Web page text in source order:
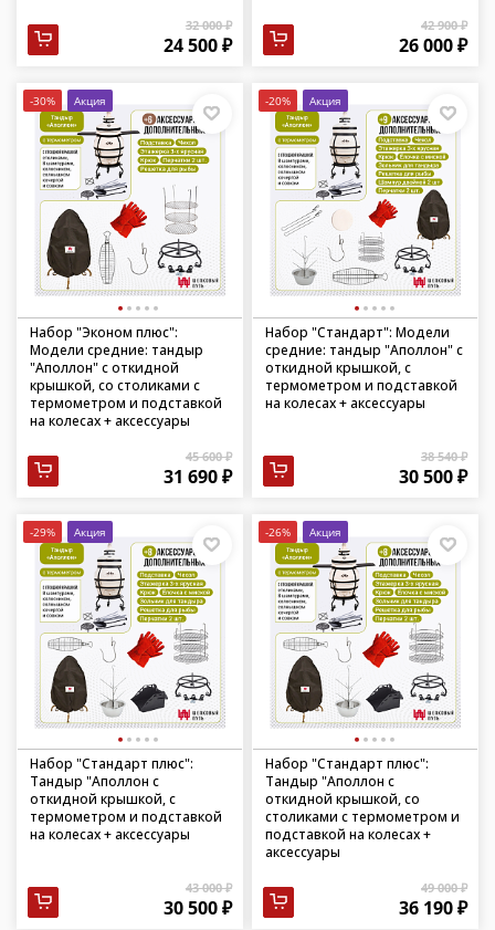
32 000 ₽
24 500 ₽
42 900 ₽
26 000 ₽
-30% Акция
Набор "Эконом плюс":
Модели средние: тандыр
"Аполлон" с откидной
крышкой, со столиками с
термометром и подставкой
на колесах + аксессуары
45 600 ₽
31 690 ₽
-20% Акция
Набор "Стандарт": Модели
средние: тандыр "Аполлон" с
откидной крышкой, с
термометром и подставкой
на колесах + аксессуары
38 540 ₽
30 500 ₽
-29% Акция
Набор "Стандарт плюс":
Тандыр "Аполлон с
откидной крышкой, с
термометром и подставкой
на колесах + аксессуары
43 000 ₽
30 500 ₽
-26% Акция
Набор "Стандарт плюс":
Тандыр "Аполлон с
откидной крышкой, со
столиками с термометром и
подставкой на колесах +
аксессуары
49 000 ₽
36 190 ₽